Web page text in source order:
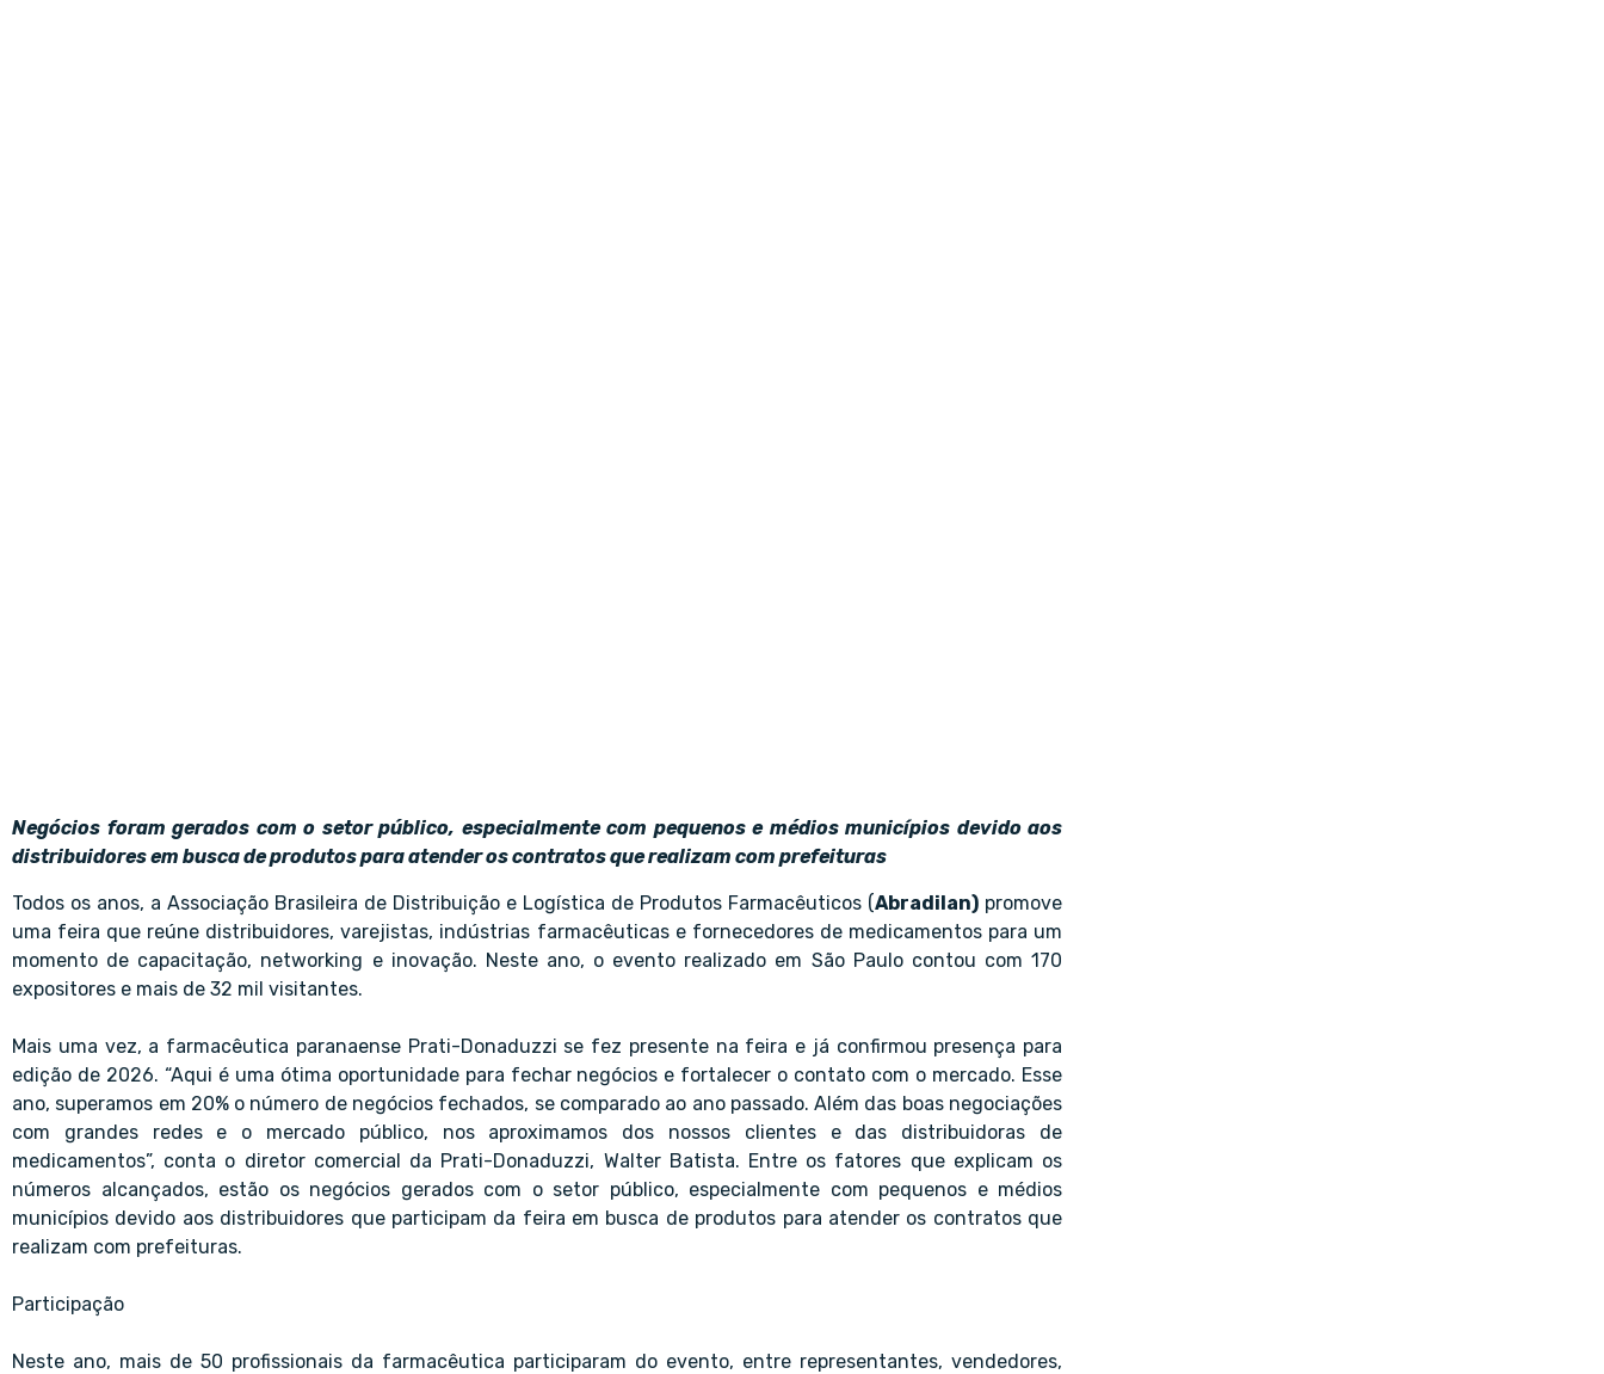
Negócios foram gerados com o setor público, especialmente com pequenos e médios municípios devido aos
distribuidores em busca de produtos para atender os contratos que realizam com prefeituras
Todos os anos, a Associação Brasileira de Distribuição e Logística de Produtos Farmacêuticos (Abradilan) promove
uma feira que reúne distribuidores, varejistas, indústrias farmacêuticas e fornecedores de medicamentos para um
momento de capacitação, networking e inovação. Neste ano, o evento realizado em São Paulo contou com 170
expositores e mais de 32 mil visitantes.
Mais uma vez, a farmacêutica paranaense Prati-Donaduzzi se fez presente na feira e já confirmou presença para
edição de 2026. “Aqui é uma ótima oportunidade para fechar negócios e fortalecer o contato com o mercado. Esse
ano, superamos em 20% o número de negócios fechados, se comparado ao ano passado. Além das boas negociações
com grandes redes e o mercado público, nos aproximamos dos nossos clientes e das distribuidoras de
medicamentos”, conta o diretor comercial da Prati-Donaduzzi, Walter Batista. Entre os fatores que explicam os
números alcançados, estão os negócios gerados com o setor público, especialmente com pequenos e médios
municípios devido aos distribuidores que participam da feira em busca de produtos para atender os contratos que
realizam com prefeituras.
Participação
Neste ano, mais de 50 profissionais da farmacêutica participaram do evento, entre representantes, vendedores,